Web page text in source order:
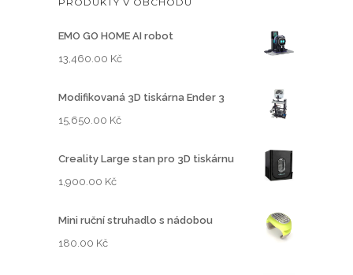
EMO GO HOME AI robot
13,460.00 Kč
Modifikovaná 3D tiskárna Ender 3
15,650.00 Kč
Creality Large stan pro 3D tiskárnu
1,900.00 Kč
Mini ruční struhadlo s nádobou
180.00 Kč